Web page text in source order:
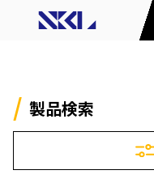
製品検索